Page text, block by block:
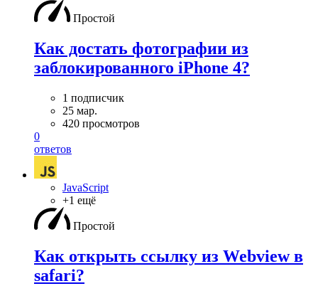
Простой
Как достать фотографии из
заблокированного iPhone 4?
1 подписчик
25 мар.
420 просмотров
0
ответов
JavaScript
+1 ещё
Простой
Как открыть ссылку из Webview в
safari?